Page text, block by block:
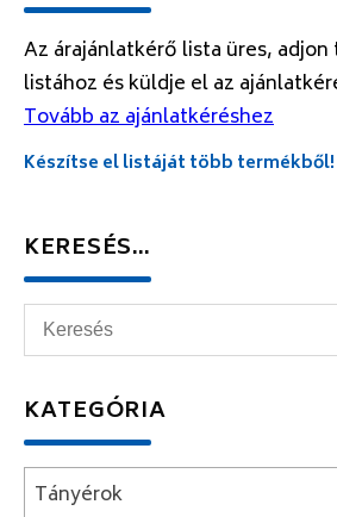
Az árajánlatkérő lista üres,
listához és küldje el az
Tovább az ajánlatkéréshez
Készítse el listáját több termékből!
KERESÉS…
KATEGÓRIA
Tányérok